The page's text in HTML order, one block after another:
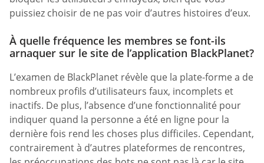
puissiez choisir de ne pas voir d’autres histoires d’eux.
À quelle fréquence les membres se font-ils
arnaquer sur le site de l’application BlackPlanet?
L’examen de BlackPlanet révèle que la plate-forme a de
nombreux profils d’utilisateurs faux, incomplets et
inactifs. De plus, l’absence d’une fonctionnalité pour
indiquer quand la personne a été en ligne pour la
dernière fois rend les choses plus difficiles. Cependant,
contrairement à d’autres plateformes de rencontres,